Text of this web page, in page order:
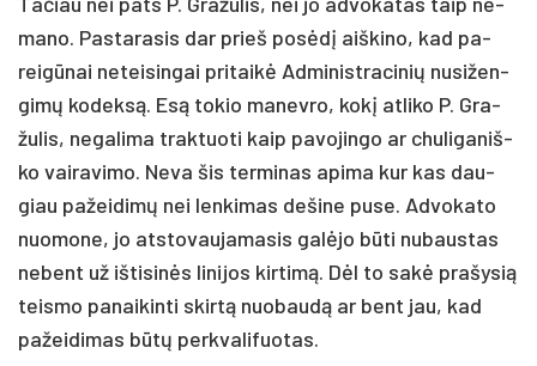
ma­no. Pas­ta­ra­sis dar prie­š po­sėdį aiš­ki­no, kad pa­
reigū­nai ne­tei­sin­gai pri­taikė Ad­mi­nist­ra­ci­nių nu­si­žen­
gimų ko­deksą. Esą to­kio ma­nev­ro, kokį at­li­ko P. Gra­
žu­lis, ne­ga­li­ma trak­tuo­ti kaip pa­vo­jin­go ar chu­li­ga­niš­
ko vai­ra­vi­mo. Ne­va šis ter­mi­nas api­ma kur kas dau­
giau pa­žei­dimų nei len­ki­mas de­ši­ne pu­se. Ad­vo­ka­to
nuo­mo­ne, jo at­sto­vau­ja­ma­sis galė­jo būti nu­baus­tas
ne­bent už iš­ti­sinės li­ni­jos kir­timą. Dėl to sakė pra­šy­sią
teis­mo pa­nai­kin­ti skirtą nuo­baudą ar bent jau, kad
pa­žei­di­mas būtų per­kva­li­fuo­tas.